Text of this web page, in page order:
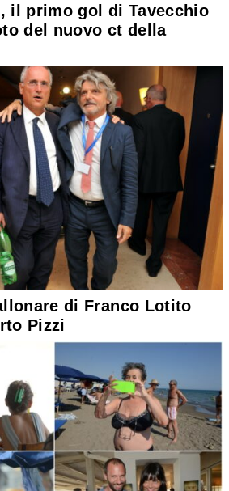
il primo gol di Tavecchio
del nuovo ct della
di Franco Lotito
Pizzi